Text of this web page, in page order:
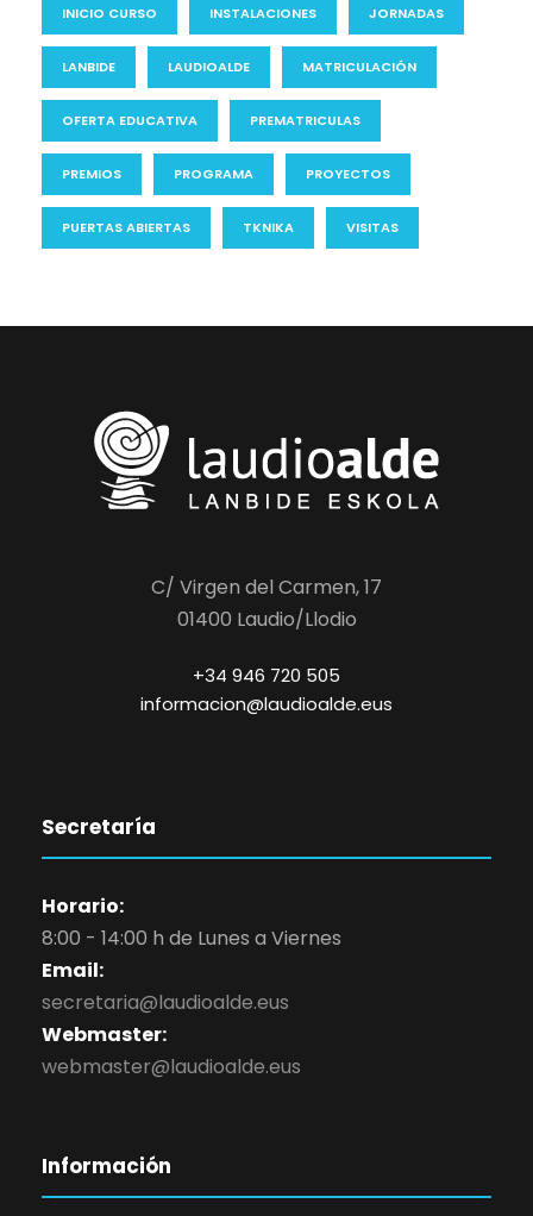
INICIO CURSO INSTALACIONES JORNADAS
LANBIDE LAUDIOALDE MATRICULACIÓN
OFERTA EDUCATIVA PREMATRICULAS
PREMIOS PROGRAMA PROYECTOS
PUERTAS ABIERTAS TKNIKA VISITAS
C/ Virgen del Carmen, 17
01400 Laudio/Llodio
+34 946 720 505
informacion@laudioalde.eus
Secretaría
Horario:
8:00 - 14:00 h de Lunes a Viernes
Email:
secretaria@laudioalde.eus
Webmaster:
webmaster@laudioalde.eus
Información